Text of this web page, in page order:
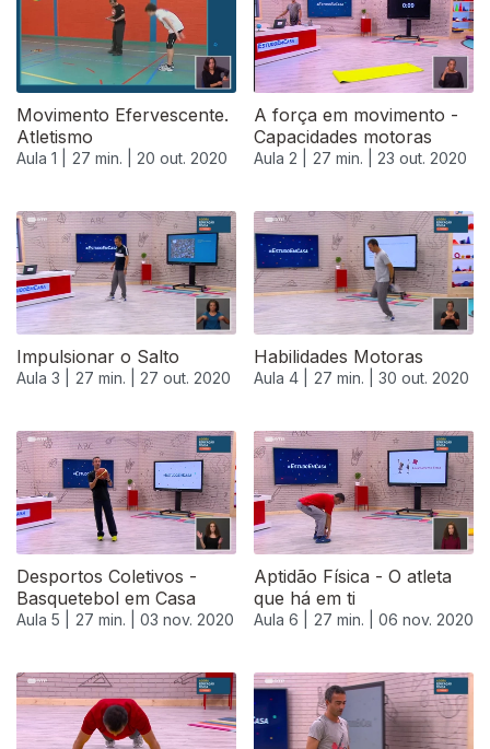
Movimento Efervescente.
Atletismo
Aula 1 | 27 min. | 20 out. 2020
A força em movimento -
Capacidades motoras
Aula 2 | 27 min. | 23 out. 2020
Impulsionar o Salto
Aula 3 | 27 min. | 27 out. 2020
Habilidades Motoras
Aula 4 | 27 min. | 30 out. 2020
Desportos Coletivos -
Basquetebol em Casa
Aula 5 | 27 min. | 03 nov. 2020
Aptidão Física - O atleta
que há em ti
Aula 6 | 27 min. | 06 nov. 2020